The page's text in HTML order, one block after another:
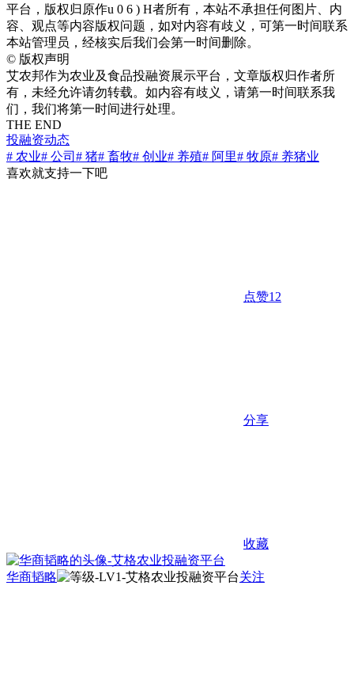
平台，版权归原作u 0 6 ) H者所有，本站不承担任何图片、内
容、观点等内容版权问题，如对内容有歧义，可第一时间联系
本站管理员，经核实后我们会第一时间删除。
© 版权声明
艾农邦作为农业及食品投融资展示平台，文章版权归作者所
有，未经允许请勿转载。如内容有歧义，请第一时间联系我
们，我们将第一时间进行处理。
THE END
投融资动态
# 农业# 公司 # 猪# 畜牧# 创业# 养殖# 阿里# 牧原# 养猪业
喜欢就支持一下吧
点赞12
分享
收藏
华商韬略 关注